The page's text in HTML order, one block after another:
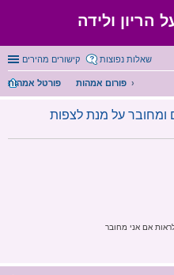
הריון ולידה
קישורים מהירים שאלות נפוצות
פורטל אמהות
פורום אמהות
על מנת לצפות
אם אני מחובר